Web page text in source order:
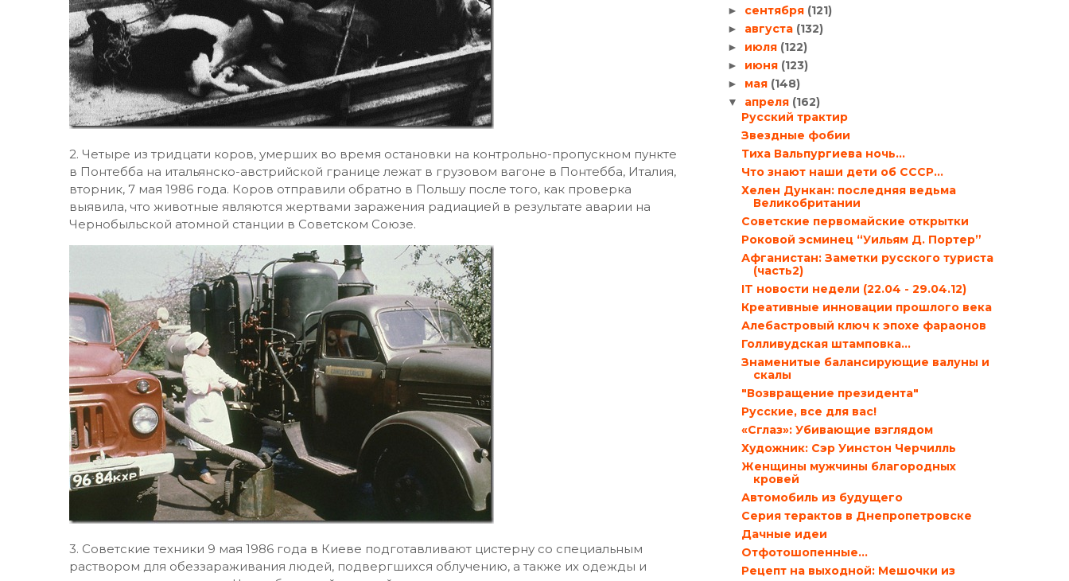
2. Четыре из тридцати коров, умерших во время остановки на контрольно-пропускном пункте
в Понтебба на итальянско-австрийской границе лежат в грузовом вагоне в Понтебба, Италия,
вторник, 7 мая 1986 года. Коров отправили обратно в Польшу после того, как проверка
выявила, что животные являются жертвами заражения радиацией в результате аварии на
Чернобыльской атомной станции в Советском Союзе.
3. Советские техники 9 мая 1986 года в Киеве подготавливают цистерну со специальным
раствором для обеззараживания людей, подвергшихся облучению, а также их одежды и
► сентября (121)
► августа (132)
► июля (122)
► июня (123)
► мая (148)
▼ апреля (162)
Русский трактир
Звездные фобии
Тиха Вальпургиева ночь…
Что знают наши дети об СССР…
Хелен Дункан: последняя ведьма
Великобритании
Советские первомайские открытки
Роковой эсминец “Уильям Д. Портер”
Афганистан: Заметки русского туриста
(часть2)
IT новости недели (22.04 - 29.04.12)
Креативные инновации прошлого века
Алебастровый ключ к эпохе фараонов
Голливудская штамповка…
Знаменитые балансирующие валуны и
скалы
"Возвращение президента"
Русские, все для вас!
«Cглаз»: Убивающие взглядом
Художник: Сэр Уинстон Черчилль
Женщины мужчины благородных
кровей
Автомобиль из будущего
Серия терактов в Днепропетровске
Дачные идеи
Отфотошопенные…
Рецепт на выходной: Мешочки из